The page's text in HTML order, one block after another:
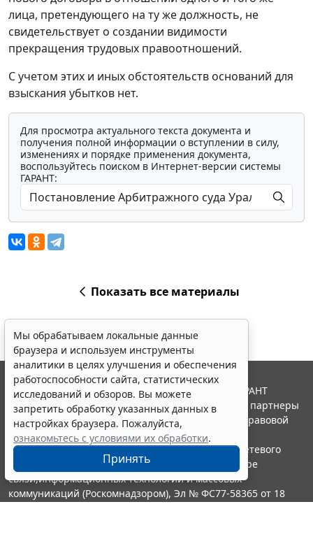
лица, претендующего на ту же должность, не
свидетельствует о создании видимости
прекращения трудовых правоотношений.
С учетом этих и иных обстоятельств оснований для
взыскания убытков нет.
Для просмотра актуального текста документа и
получения полной информации о вступлении в силу,
изменениях и порядке применения документа,
воспользуйтесь поиском в Интернет-версии системы
ГАРАНТ:
Показать все материалы
Мы обрабатываем локальные данные
браузера и используем инструменты
аналитики в целях улучшения и обеспечения
работоспособности сайта, статистических
исследований и обзоров. Вы можете
запретить обработку указанных данных в
настройках браузера. Пожалуйста,
ознакомьтесь с условиями их обработки.
Принять
© ООО "НПП "ГАРАНТ-СЕРВИС", 2026. Система ГАРАНТ
выпускается с 1990 года. Компания "Гарант" и ее партнеры
являются участниками Российской ассоциации правовой
информации ГАРАНТ.
Портал ГАРАНТ.РУ зарегистрирован в качестве сетевого
издания Федеральной службой по надзору в сфере
связи,информационных технологий и массовых
коммуникаций (Роскомнадзором), Эл № ФС77-58365 от 18